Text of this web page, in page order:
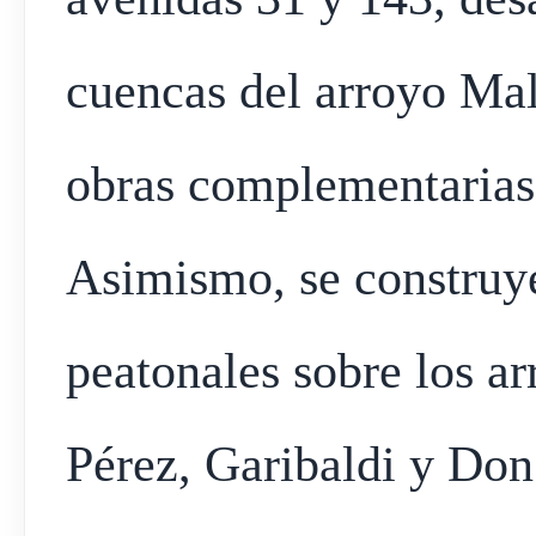
cuencas del arroyo
obras
Asimismo, se
peatonales sobre los
Pérez, Garibaldi y